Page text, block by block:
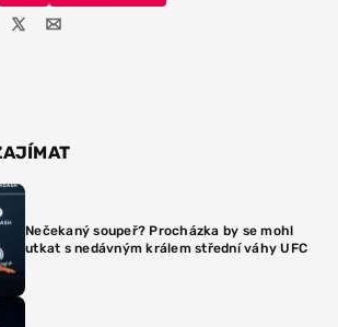
Nečekaný soupeř? Procházka by se mohl
utkat s nedávným králem střední váhy UFC